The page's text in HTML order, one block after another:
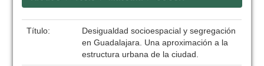
Título:
Desigualdad socioespacial y segregación
en Guadalajara. Una aproximación a la
estructura urbana de la ciudad.